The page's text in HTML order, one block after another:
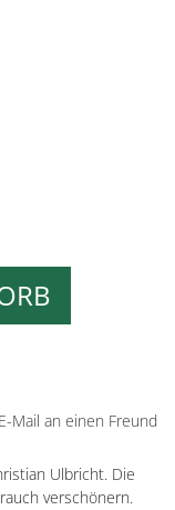
E-Mail an einen Freund
Ulbricht. Die
verschönern.